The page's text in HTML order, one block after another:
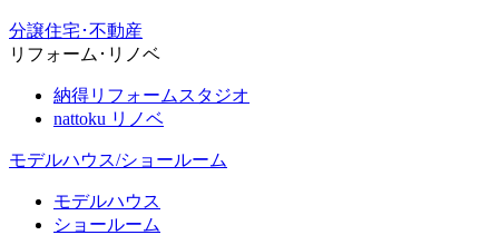
分譲住宅･不動産
リフォーム･リノベ
納得リフォームスタジオ
nattoku リノベ
モデルハウス/ショールーム
モデルハウス
ショールーム